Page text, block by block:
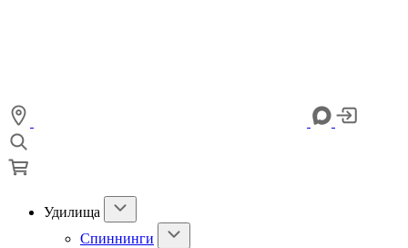
Удилища
Спиннинги